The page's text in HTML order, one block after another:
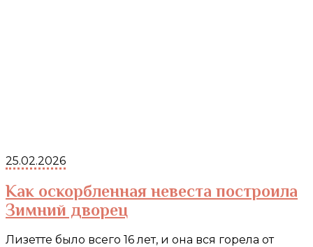
25.02.2026
Как оскорбленная невеста построила
Зимний дворец
Лизетте было всего 16 лет, и она вся горела от